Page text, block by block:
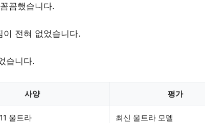
꼼했습니다.
전혀 없었습니다.
습니다.
사양 평가
울트라 최신 울트라 모델